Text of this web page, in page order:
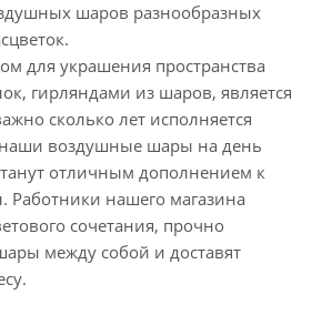
шаров разнообразных
для украшения пространства
гирляндами из шаров, является
сколько лет исполняется
воздушные шары на день
отличным дополнением к
нашего магазина
сочетания, прочно
между собой и доставят